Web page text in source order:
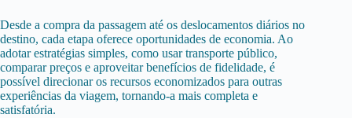
Desde a compra da passagem até os deslocamentos diários no
destino, cada etapa oferece oportunidades de economia. Ao
adotar estratégias simples, como usar transporte público,
comparar preços e aproveitar benefícios de fidelidade, é
possível direcionar os recursos economizados para outras
experiências da viagem, tornando-a mais completa e
satisfatória.